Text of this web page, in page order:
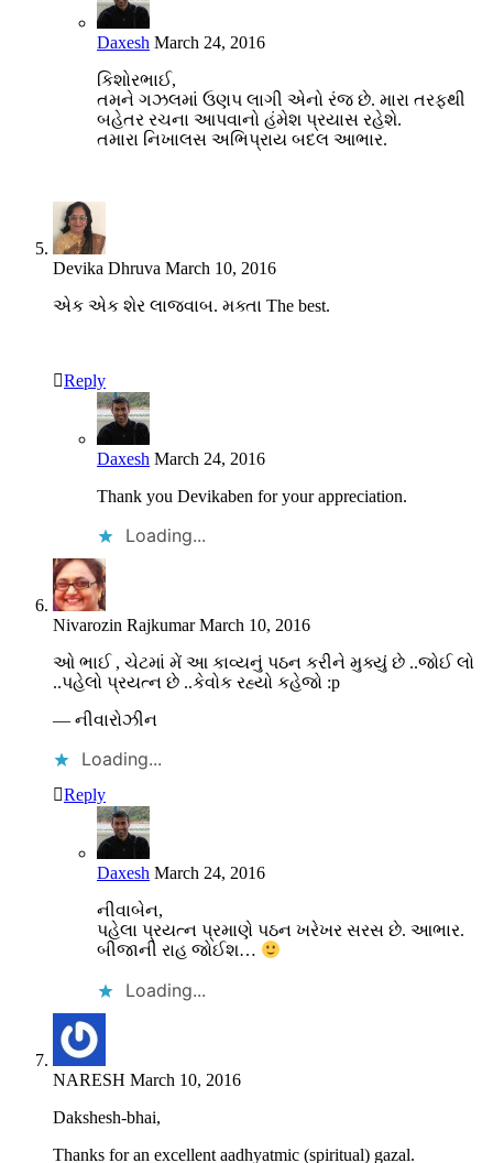
Daxesh March 24, 2016
કિશોરભાઈ,
તમને ગઝલમાં ઉણપ લાગી એનો રંજ છે. મારા તરફથી
બહેતર રચના આપવાનો હંમેશ પ્રયાસ રહેશે.
તમારા નિખાલસ અભિપ્રાય બદલ આભાર.
Devika Dhruva March 10, 2016
એક એક શેર લાજવાબ. મક્તા The best.
Reply
Daxesh March 24, 2016
Thank you Devikaben for your appreciation.
Loading...
Nivarozin Rajkumar March 10, 2016
ઓ ભાઈ , ચેટમાં મેં આ કાવ્યનું પઠન કરીને મુક્યું છે ..જોઈ લો
..પહેલો પ્રયત્ન છે ..કેવોક રહ્યો કહેજો :p
— નીવારોઝીન
Loading...
Reply
Daxesh March 24, 2016
નીવાબેન,
પહેલા પ્રયત્ન પ્રમાણે પઠન ખરેખર સરસ છે. આભાર.
બીજાની રાહ જોઈશ…
Loading...
NARESH March 10, 2016
Dakshesh-bhai,
Thanks for an excellent aadhyatmic (spiritual) gazal.